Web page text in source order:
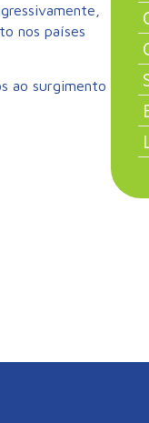
nos países
ao surgimento